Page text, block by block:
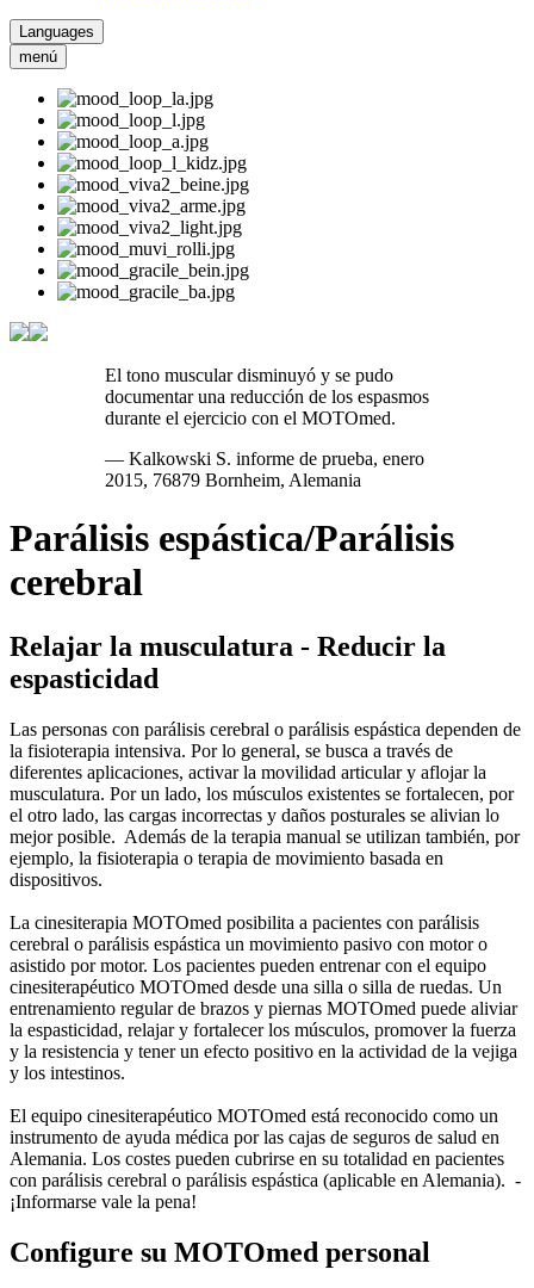
Languages
menú
El tono muscular disminuyó y se pudo
documentar una reducción de los espasmos
durante el ejercicio con el MOTOmed.
— Kalkowski S. informe de prueba, enero
2015, 76879 Bornheim, Alemania
Parálisis espástica/Parálisis
cerebral
Relajar la musculatura - Reducir la
espasticidad
Las personas con parálisis cerebral o parálisis espástica dependen de
la fisioterapia intensiva. Por lo general, se busca a través de
diferentes aplicaciones, activar la movilidad articular y aflojar la
musculatura. Por un lado, los músculos existentes se fortalecen, por
el otro lado, las cargas incorrectas y daños posturales se alivian lo
mejor posible. Además de la terapia manual se utilizan también, por
ejemplo, la fisioterapia o terapia de movimiento basada en
dispositivos.
La cinesiterapia MOTOmed posibilita a pacientes con parálisis
cerebral o parálisis espástica un movimiento pasivo con motor o
asistido por motor. Los pacientes pueden entrenar con el equipo
cinesiterapéutico MOTOmed desde una silla o silla de ruedas. Un
entrenamiento regular de brazos y piernas MOTOmed puede aliviar
la espasticidad, relajar y fortalecer los músculos, promover la fuerza
y la resistencia y tener un efecto positivo en la actividad de la vejiga
y los intestinos.
El equipo cinesiterapéutico MOTOmed está reconocido como un
instrumento de ayuda médica por las cajas de seguros de salud en
Alemania. Los costes pueden cubrirse en su totalidad en pacientes
con parálisis cerebral o parálisis espástica (aplicable en Alemania). -
¡Informarse vale la pena!
Configure su MOTOmed personal